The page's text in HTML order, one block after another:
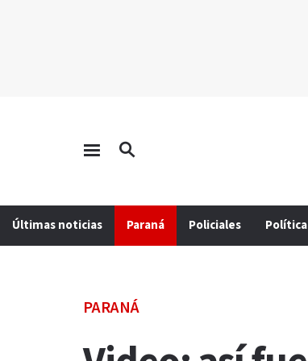
Últimas noticias Paraná Policiales Política
PARANÁ